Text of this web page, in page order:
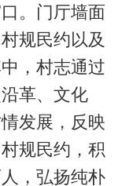
。门厅墙面
规民约以及
，村志通过
革、文化
发展，反映
规民约，积
，弘扬纯朴